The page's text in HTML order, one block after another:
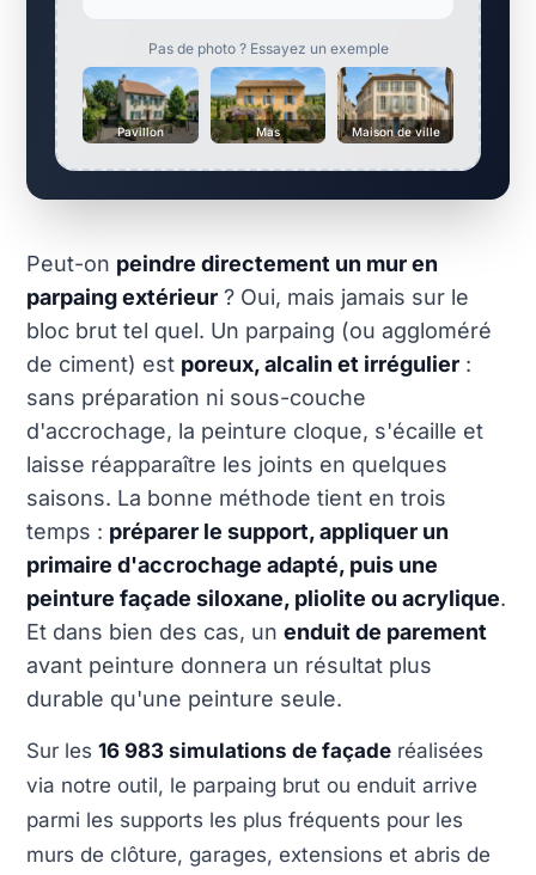
Pas de photo ? Essayez un exemple
Pavillon Mas Maison de ville
Peut-on peindre directement un mur en
parpaing extérieur ? Oui, mais jamais sur le
bloc brut tel quel. Un parpaing (ou aggloméré
de ciment) est poreux, alcalin et irrégulier :
sans préparation ni sous-couche
d'accrochage, la peinture cloque, s'écaille et
laisse réapparaître les joints en quelques
saisons. La bonne méthode tient en trois
temps : préparer le support, appliquer un
primaire d'accrochage adapté, puis une
peinture façade siloxane, pliolite ou acrylique.
Et dans bien des cas, un enduit de parement
avant peinture donnera un résultat plus
durable qu'une peinture seule.
Sur les 16 983 simulations de façade réalisées
via notre outil, le parpaing brut ou enduit arrive
parmi les supports les plus fréquents pour les
murs de clôture, garages, extensions et abris de